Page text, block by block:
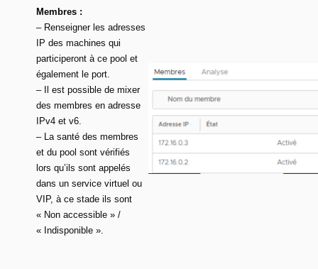
Membres :
– Renseigner les adresses
IP des machines qui
participeront à ce pool et
également le port.
– Il est possible de mixer
des membres en adresse
IPv4 et v6.
– La santé des membres
et du pool sont vérifiés
lors qu’ils sont appelés
dans un service virtuel ou
VIP, à ce stade ils sont
« Non accessible » /
« Indisponible ».